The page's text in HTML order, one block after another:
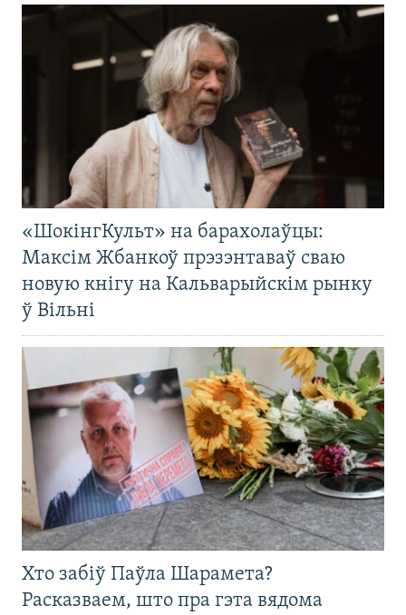
«ШокінгКульт» на барахолаўцы:
Максім Жбанкоў прэзэнтаваў сваю
новую кнігу на Кальварыйскім рынку
ў Вільні
Хто забіў Паўла Шарамета?
Расказваем, што пра гэта вядома